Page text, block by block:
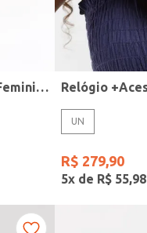
Relógio + Acessório Condor Feminino PRATA
UN
R$ 279,90
5x de R$ 55,98